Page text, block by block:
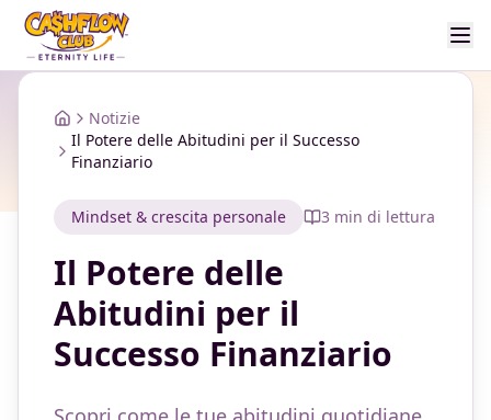
HomeNotizie
Il Potere delle Abitudini per il Successo
Finanziario
Mindset & crescita personale 3 min di lettura
Il Potere delle
Abitudini per il
Successo Finanziario